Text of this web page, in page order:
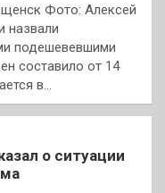
Фото: Алексей
назвали
подешевевшими
составило от 14
в…
о ситуации